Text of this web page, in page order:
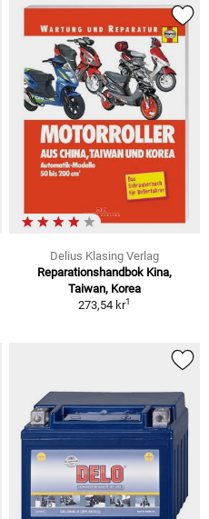
Delius Klasing Verlag
Reparationshandbok Kina,
Taiwan, Korea
273,54 kr1